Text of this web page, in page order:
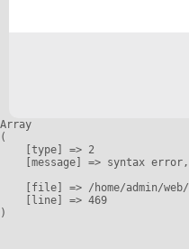
Array
(
    [type] => 2
[message] => syntax
[file] => /home/admin/
    [line] => 469